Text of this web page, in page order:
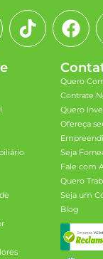
Quero
Contrate
Quero
Ofereça
Seja
Fale com
Quero
Seja um
Blog